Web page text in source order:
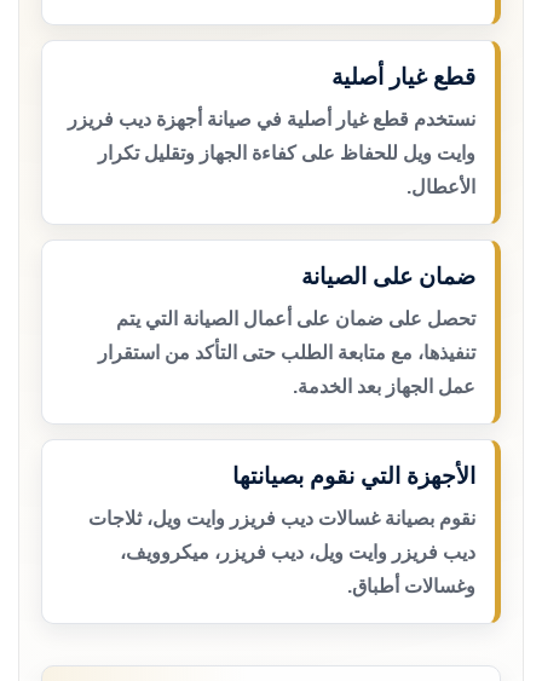
قطع غيار أصلية
نستخدم قطع غيار أصلية في صيانة أجهزة ديب فريزر
وايت ويل للحفاظ على كفاءة الجهاز وتقليل تكرار
الأعطال.
ضمان على الصيانة
تحصل على ضمان على أعمال الصيانة التي يتم
تنفيذها، مع متابعة الطلب حتى التأكد من استقرار
عمل الجهاز بعد الخدمة.
الأجهزة التي نقوم بصيانتها
نقوم بصيانة غسالات ديب فريزر وايت ويل، ثلاجات
ديب فريزر وايت ويل، ديب فريزر، ميكروويف،
وغسالات أطباق.